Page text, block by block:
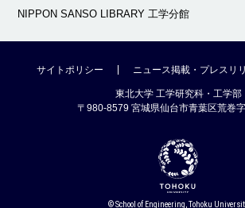
NIPPON SANSO LIBRARY 工学分館
サイトポリシー ニュース掲載・プレスリ
東北大学 工学研究科・工学部
〒980-8579 宮城県仙台市青葉区荒巻
© School of Engineering, Tohoku